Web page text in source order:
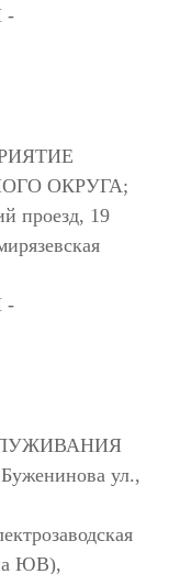
-
ОКРУГА;
проезд, 19
-
ул.,
ЮВ),